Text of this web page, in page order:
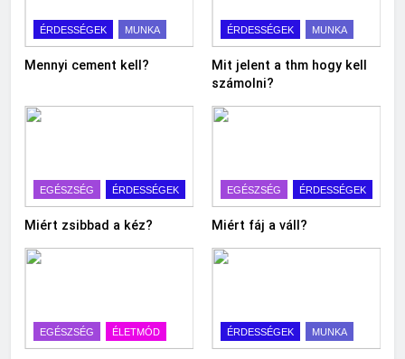
ÉRDESSÉGEK MUNKA
Mennyi cement kell?
ÉRDESSÉGEK MUNKA
Mit jelent a thm hogy kell
számolni?
EGÉSZSÉG ÉRDESSÉGEK
Miért zsibbad a kéz?
EGÉSZSÉG ÉRDESSÉGEK
Miért fáj a váll?
EGÉSZSÉG ÉLETMÓD ÉRDESSÉGEK MUNKA